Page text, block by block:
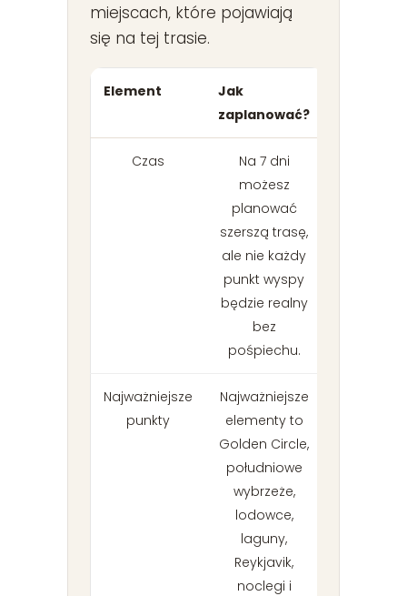
miejscach, które pojawiają
się na tej trasie.
Element
Jak
zaplanować?
Czas
Na 7 dni
możesz
planować
szerszą trasę,
ale nie każdy
punkt wyspy
będzie realny
bez
pośpiechu.
Najważniejsze
punkty
Najważniejsze
elementy to
Golden Circle,
południowe
wybrzeże,
lodowce,
laguny,
Reykjavik,
noclegi i